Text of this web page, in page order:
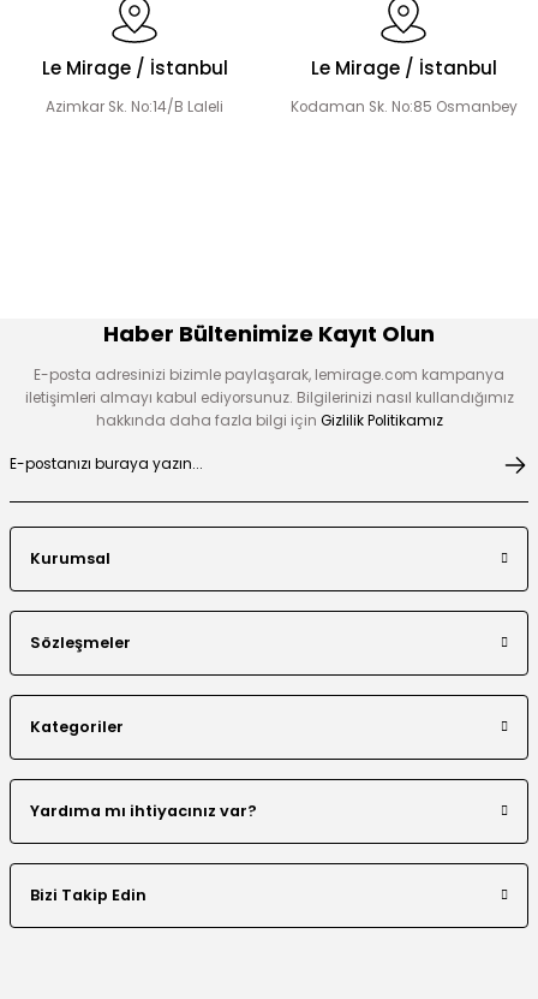
Leopar Desen Dantel Detaylı Bluz Ve Etek Takım
Payet Detaylı Fermuarlı Ceket Etek Takım
Taş Şerit Detaylı Leopar Desen Ceket Etek Takım
Le Mirage / İstanbul
Azimkar Sk. No:14/B Laleli
Le Mirage / İstanbul
Kodaman Sk. No:85 Osmanbey
Haber Bültenimize Kayıt Olun
E-posta adresinizi bizimle paylaşarak, lemirage.com kampanya
iletişimleri almayı kabul ediyorsunuz. Bilgilerinizi nasıl kullandığımız
hakkında daha fazla bilgi için Gizlilik Politikamız
Kurumsal
Sözleşmeler
Kategoriler
Yardıma mı ihtiyacınız var?
Bizi Takip Edin